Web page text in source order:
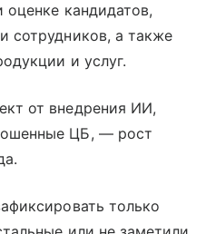
оценке кандидатов,
сотрудников, а также
и услуг.
от внедрения ИИ,
ЦБ, — рост
только